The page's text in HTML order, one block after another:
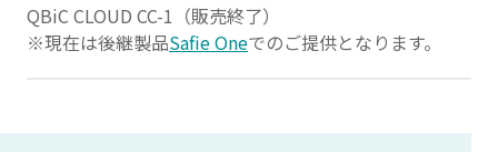
QBiC CLOUD CC-1（販売終了）
※現在は後継製品Safie Oneでのご提供となります。